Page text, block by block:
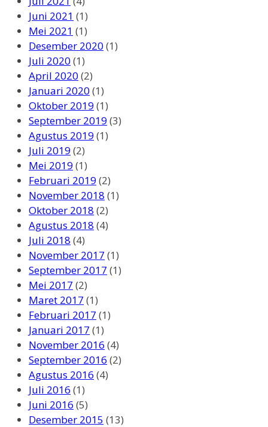
Juni 2021 (1)
Mei 2021 (1)
Desember 2020 (1)
Juli 2020 (1)
April 2020 (2)
Januari 2020 (1)
Oktober 2019 (1)
September 2019 (3)
Agustus 2019 (1)
Juli 2019 (2)
Mei 2019 (1)
Februari 2019 (2)
November 2018 (1)
Oktober 2018 (2)
Agustus 2018 (4)
Juli 2018 (4)
November 2017 (1)
September 2017 (1)
Mei 2017 (2)
Maret 2017 (1)
Februari 2017 (1)
Januari 2017 (1)
November 2016 (4)
September 2016 (2)
Agustus 2016 (4)
Juli 2016 (1)
Juni 2016 (5)
Desember 2015 (13)